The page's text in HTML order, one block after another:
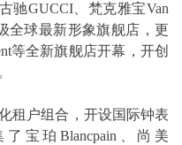
驰GUCCI、梵克雅宝Van
全球最新形象旗舰店，更
等全新旗舰店开幕，开创
租户组合，开设国际钟表
宝珀Blancpain、尚美